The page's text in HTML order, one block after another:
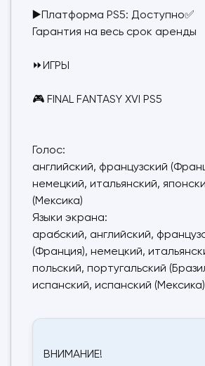
▶️Платформа PS5: Доступно✅
Гарантия на весь срок аренды
⏩ИГРЫ
🎮 FINAL FANTASY XVI PS5
Голос:
английский, французский
немецкий, итальянский,
(Мексика)
Языки экрана:
арабский, английский,
(Франция), немецкий,
польский, португальский
испанский, испанский (Мексика)
ВНИМАНИЕ!